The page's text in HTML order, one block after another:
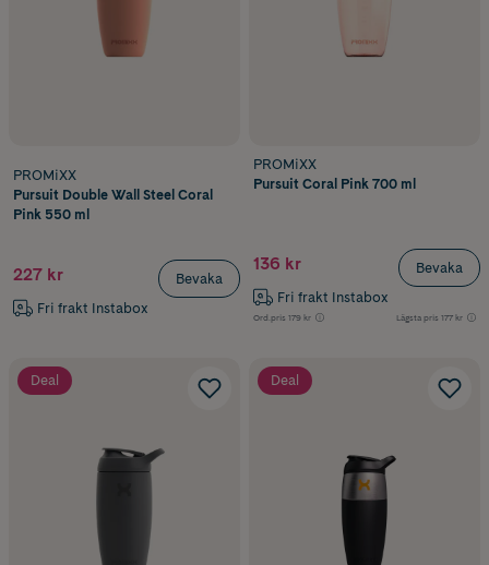
PROMiXX
Pursuit Double Wall Steel Coral
Pink 550 ml
227 kr
Fri frakt Instabox
Bevaka
PROMiXX
Pursuit Coral Pink 700 ml
136 kr
Fri frakt Instabox
Ord.pris 179 kr Lägsta pris 177 kr
Bevaka
Deal Deal